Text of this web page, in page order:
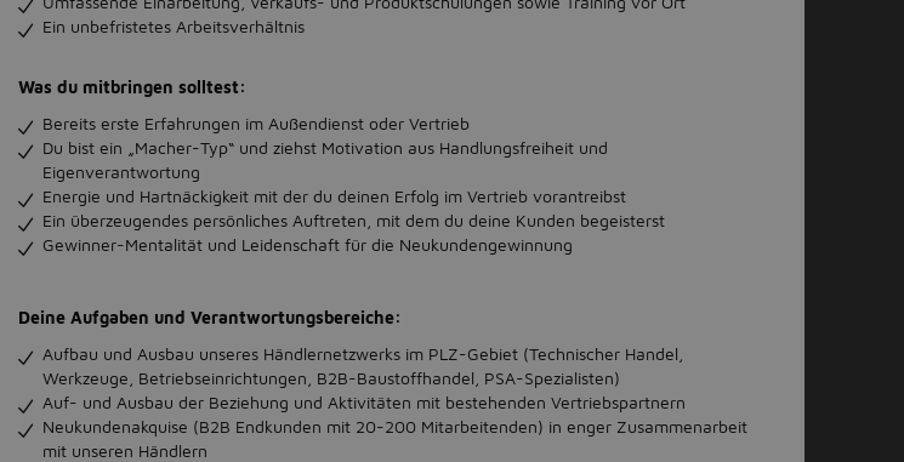
Ein unbefristetes Arbeitsverhältnis
Was du mitbringen solltest:
Bereits erste Erfahrungen im Außendienst oder Vertrieb
Du bist ein „Macher-Typ“ und ziehst Motivation aus Handlungsfreiheit und
Eigenverantwortung
Energie und Hartnäckigkeit mit der du deinen Erfolg im Vertrieb vorantreibst
Ein überzeugendes persönliches Auftreten, mit dem du deine Kunden begeisterst
Gewinner-Mentalität und Leidenschaft für die Neukundengewinnung
Deine Aufgaben und Verantwortungsbereiche:
Aufbau und Ausbau unseres Händlernetzwerks im PLZ-Gebiet (Technischer Handel,
Werkzeuge, Betriebseinrichtungen, B2B-Baustoffhandel, PSA-Spezialisten)
Auf- und Ausbau der Beziehung und Aktivitäten mit bestehenden Vertriebspartnern
Neukundenakquise (B2B Endkunden mit 20-200 Mitarbeitenden) in enger Zusammenarbeit
mit unseren Händlern